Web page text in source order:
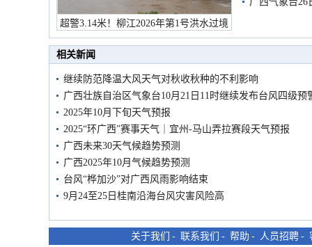
超警3.14米！柳江2026年第1号洪水过境
市民在堤岸见证汛况
相关新闻
继续防范降温大风天气对秋收秋种的不利影响
广西壮族自治区气象台10月21日11时继续发布台风四级预
2025年10月下旬天气预报
2025“环广西”赛事天气｜宜州-马山弄拉赛段天气预报
广西未来30天气候趋势预测
广西2025年10月气候趋势预测
台风“桦加沙”对广西风雨影响结束
9月24至25日桂南沿海台风灾害风险高
关于我们 - 联系我们 - 帮助 - 人员招聘 -